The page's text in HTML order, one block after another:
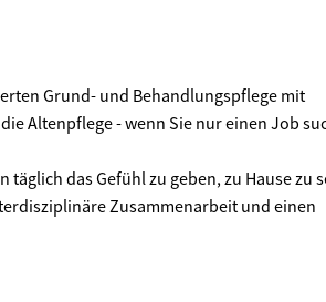
Grund- und Behandlungspflege mit
Altenpflege - wenn Sie nur einen Job
das Gefühl zu geben, zu Hause zu
Zusammenarbeit und einen